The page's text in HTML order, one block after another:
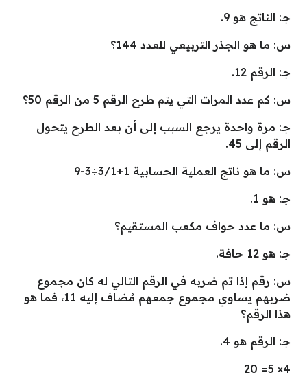
جـ: الناتج هو 9.
س: ما هو الجذر التربيعي للعدد 144؟
جـ: الرقم 12.
س: كم عدد المرات التي يتم طرح الرقم 5 من الرقم 50؟
جـ: مرة واحدة يرجع السبب إلى أن بعد الطرح يتحول
الرقم إلى 45.
س: ما هو ناتج العملية الحسابية 1+3/1÷3-9
جـ: هو 1.
س: ما عدد حواف مكعب المستقيم؟
جـ: هو 12 حافة.
س: رقم إذا تم ضربه في الرقم التالي له كان مجموع
ضربهم يساوي مجموع جمعهم مُضاف إليه 11، فما هو
هذا الرقم؟
جـ: الرقم هو 4.
4× 5= 20